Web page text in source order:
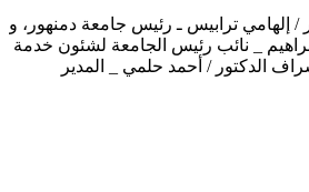
تحت رعاية الأستاذ الدكتور / إلهامي ترابيس ـ رئيس جامعة دمنهور، و
إبراهيم _ نائب رئيس الجامعة لشئون خدمة
الدكتور / أحمد حلمي _ المدير